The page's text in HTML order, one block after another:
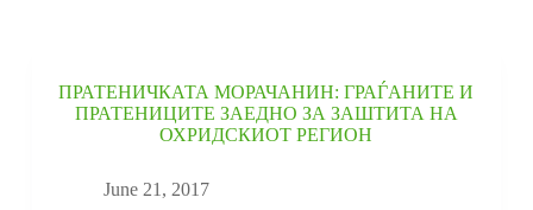
ПРАТЕНИЧКАТА МОРАЧАНИН: ГРАЃАНИТЕ И
ПРАТЕНИЦИТЕ ЗАЕДНО ЗА ЗАШТИТА НА
ОХРИДСКИОТ РЕГИОН
June 21, 2017